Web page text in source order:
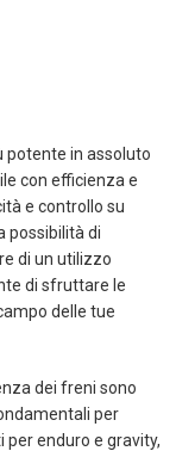
potente in assoluto
con efficienza e
e controllo su
possibilità di
di un utilizzo
di sfruttare le
delle tue
dei freni sono
per
enduro e gravity,